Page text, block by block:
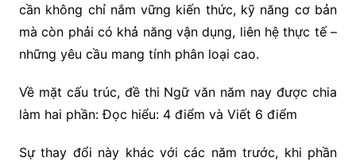
cần không chỉ nắm vững kiến thức, kỹ năng cơ bản
mà còn phải có khả năng vận dụng, liên hệ thực tế –
những yêu cầu mang tính phân loại cao.
Về mặt cấu trúc, đề thi Ngữ văn năm nay được chia
làm hai phần: Đọc hiểu: 4 điểm và Viết 6 điểm
Sự thay đổi này khác với các năm trước, khi phần